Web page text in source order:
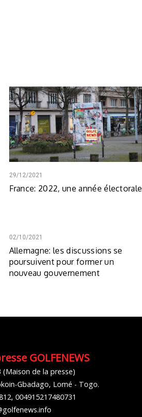
29/12/2021
France: 2022, une année électorale
02/10/2021
Allemagne: les discussions se
poursuivent pour former un
nouveau gouvernement
GOLFENEWS
(Maison de la presse)
Gbadago, Lomé - Togo.
004915217480731